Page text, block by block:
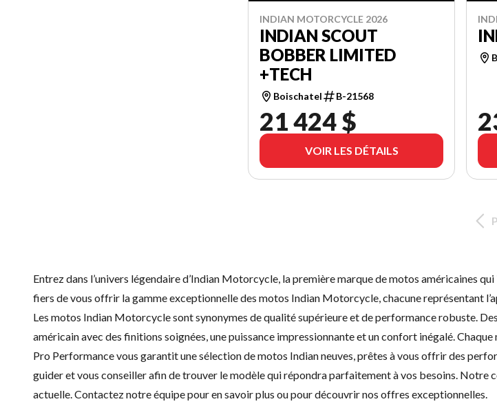
INDIAN MOTORCYCLE 2026
INDIAN SCOUT
BOBBER LIMITED
+TECH
Boischatel B-21568
21 424 $
VOIR LES DÉTAILS
Entrez dans l’univers légendaire d’Indian Motorcycle, la première marque de motos américaines
fiers de vous offrir la gamme exceptionnelle des motos Indian Motorcycle, chacune représentant
Les motos Indian Motorcycle sont synonymes de qualité supérieure et de performance robuste.
américain avec des finitions soignées, une puissance impressionnante et un confort inégalé.
Pro Performance vous garantit une sélection de motos Indian neuves, prêtes à vous offrir des
guider et vous conseiller afin de trouver le modèle qui répondra parfaitement à vos besoins.
actuelle. Contactez notre équipe pour en savoir plus ou pour découvrir nos offres exceptionnelles.